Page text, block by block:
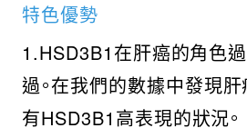
特色優勢
1.HSD3B1在肝癌的角色
過。在我們的數據中發現
有HSD3B1高表現的狀況。